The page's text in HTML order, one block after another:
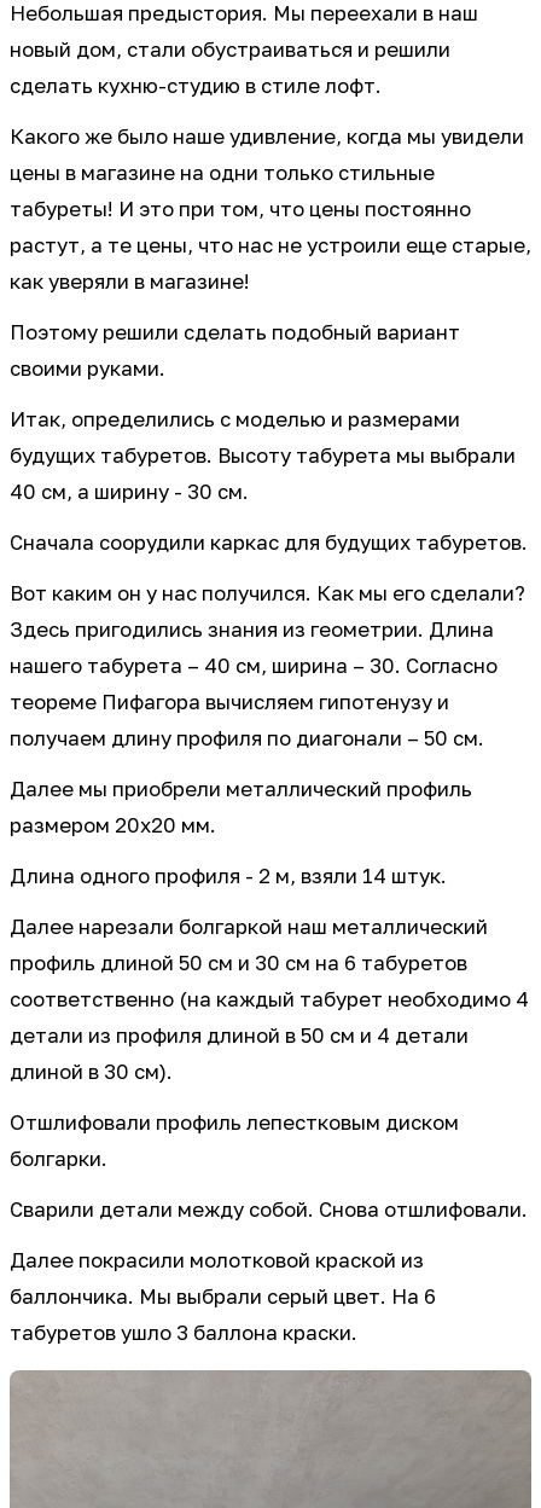
Небольшая предыстория. Мы переехали в наш
новый дом, стали обустраиваться и решили
сделать кухню-студию в стиле лофт.
Какого же было наше удивление, когда мы увидели
цены в магазине на одни только стильные
табуреты! И это при том, что цены постоянно
растут, а те цены, что нас не устроили еще старые,
как уверяли в магазине!
Поэтому решили сделать подобный вариант
своими руками.
Итак, определились с моделью и размерами
будущих табуретов. Высоту табурета мы выбрали
40 см, а ширину - 30 см.
Сначала соорудили каркас для будущих табуретов.
Вот каким он у нас получился. Как мы его сделали?
Здесь пригодились знания из геометрии. Длина
нашего табурета – 40 см, ширина – 30. Согласно
теореме Пифагора вычисляем гипотенузу и
получаем длину профиля по диагонали – 50 см.
Далее мы приобрели металлический профиль
размером 20х20 мм.
Длина одного профиля - 2 м, взяли 14 штук.
Далее нарезали болгаркой наш металлический
профиль длиной 50 см и 30 см на 6 табуретов
соответственно (на каждый табурет необходимо 4
детали из профиля длиной в 50 см и 4 детали
длиной в 30 см).
Отшлифовали профиль лепестковым диском
болгарки.
Сварили детали между собой. Снова отшлифовали.
Далее покрасили молотковой краской из
баллончика. Мы выбрали серый цвет. На 6
табуретов ушло 3 баллона краски.